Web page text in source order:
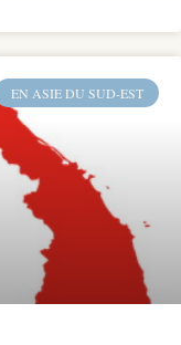
EN ASIE DU SUD-EST